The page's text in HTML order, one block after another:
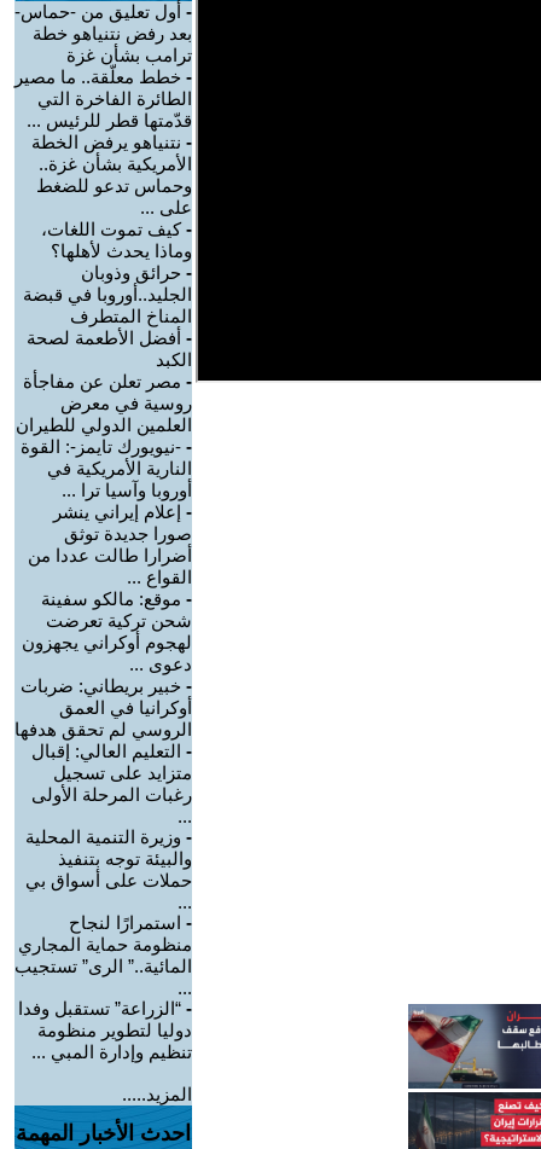
- أول تعليق من -حماس-
بعد رفض نتنياهو خطة
ترامب بشأن غزة
- خطط معلّقة.. ما مصير
الطائرة الفاخرة التي
قدّمتها قطر للرئيس ...
- نتنياهو يرفض الخطة
الأمريكية بشأن غزة..
وحماس تدعو للضغط
على ...
-كيف تموت اللغات،
وماذا يحدث لأهلها؟
- حرائق وذوبان
الجليد..أوروبا في قبضة
المناخ المتطرف
- أفضل الأطعمة لصحة
الكبد
- مصر تعلن عن مفاجأة
روسية في معرض
العلمين الدولي للطيران
- -نيويورك تايمز-: القوة
النارية الأمريكية في
أوروبا وآسيا ترا ...
- إعلام إيراني ينشر
صورا جديدة توثق
أضرارا طالت عددا من
القواع ...
- موقع: مالكو سفينة
شحن تركية تعرضت
لهجوم أوكراني يجهزون
دعوى ...
- خبير بريطاني: ضربات
أوكرانيا في العمق
الروسي لم تحقق هدفها
- التعليم العالي: إقبال
متزايد على تسجيل
رغبات المرحلة الأولى
...
- وزيرة التنمية المحلية
والبيئة توجه بتنفيذ
حملات على أسواق بي
...
- استمرارًا لنجاح
منظومة حماية المجاري
المائية..” الرى” تستجيب
...
- “الزراعة” تستقبل وفدا
دوليا لتطوير منظومة
تنظيم وإدارة المبي ...
المزيد.....
احدث الأخبار المهمة